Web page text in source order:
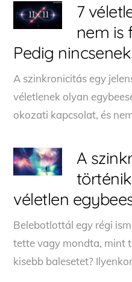
7
nem is
Pedig
A szinkronicitás egy
véletlenek olyan
okozati kapcsolat, és
A
véletlen
Belebotlottál egy régi
tette vagy mondta, mint
kisebb balesetet?